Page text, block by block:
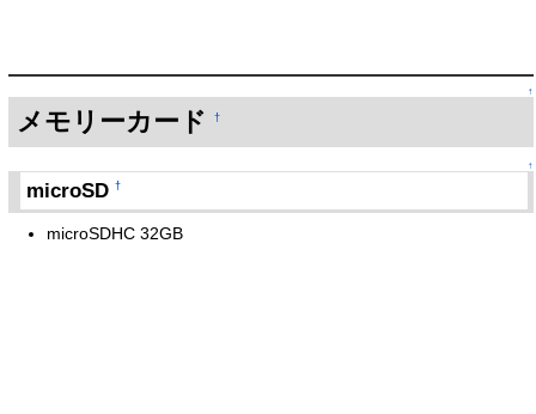
↑
メモリーカード †
↑
microSD†
microSDHC 32GB